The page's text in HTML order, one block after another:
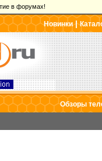
в форумах!
Новинки|
Обзоры